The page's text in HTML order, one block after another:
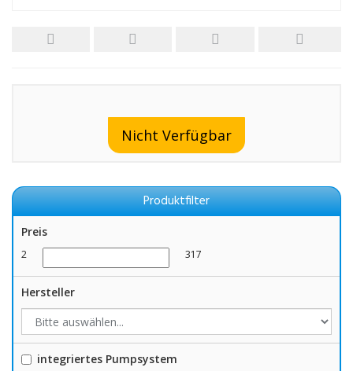
Nicht Verfügbar
Produktfilter
Preis
2 317
Hersteller
integriertes Pumpsystem